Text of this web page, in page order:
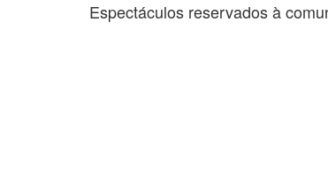
Espectáculos reservados à